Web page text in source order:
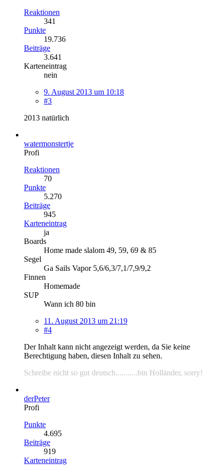
Reaktionen
341
Punkte
19.736
Beiträge
3.641
Karteneintrag
nein
9. August 2013 um 10:18
#3
2013 natürlich
watermonstertje
Profi
Reaktionen
70
Punkte
5.270
Beiträge
945
Karteneintrag
ja
Boards
Home made slalom 49, 59, 69 & 85
Segel
Ga Sails Vapor 5,6/6,3/7,1/7,9/9,2
Finnen
Homemade
SUP
Wann ich 80 bin
11. August 2013 um 21:19
#4
Der Inhalt kann nicht angezeigt werden, da Sie keine
Berechtigung haben, diesen Inhalt zu sehen.
Schreibe nicht so gut deutsch...........bin Holländer, sorry!
derPeter
Profi
Punkte
4.695
Beiträge
919
Karteneintrag